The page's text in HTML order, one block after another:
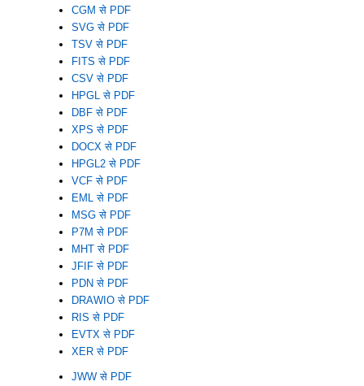
CGM से PDF
SVG से PDF
TSV से PDF
FITS से PDF
CSV से PDF
HPGL से PDF
DBF से PDF
XPS से PDF
DOCX से PDF
HPGL2 से PDF
VCF से PDF
EML से PDF
MSG से PDF
P7M से PDF
MHT से PDF
JFIF से PDF
PDN से PDF
DRAWIO से PDF
RIS से PDF
EVTX से PDF
XER से PDF
JWW से PDF